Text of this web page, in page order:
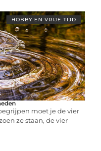
HOBBY EN VRIJE TIJD
moet je de vier
ze staan, de vier